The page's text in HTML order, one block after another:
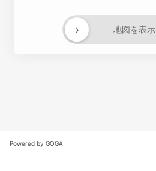
地図を表示
›
Powered by GOGA